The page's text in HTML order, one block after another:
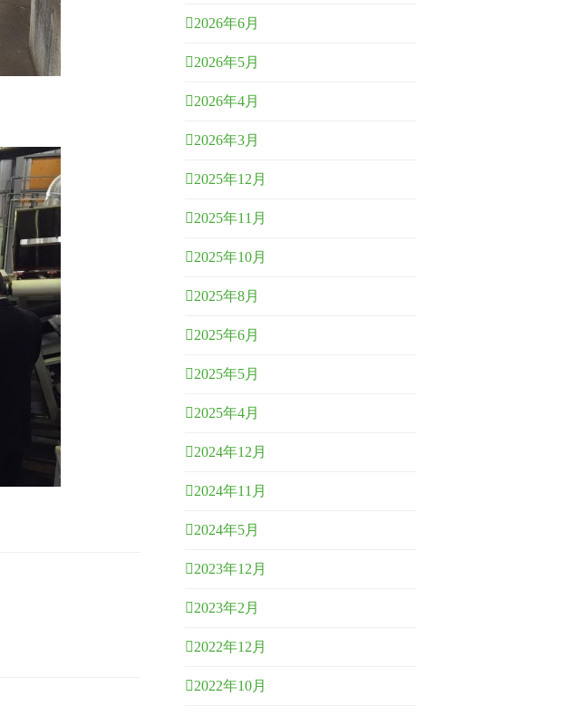
2026年6月
2026年5月
2026年4月
2026年3月
2025年12月
2025年11月
2025年10月
2025年8月
2025年6月
2025年5月
2025年4月
2024年12月
2024年11月
2024年5月
2023年12月
2023年2月
2022年12月
2022年10月